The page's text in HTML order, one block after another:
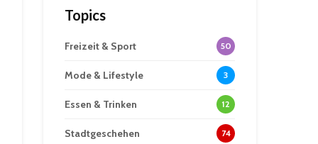
Topics
Freizeit & Sport 50
Mode & Lifestyle 3
Essen & Trinken 12
Stadtgeschehen 74